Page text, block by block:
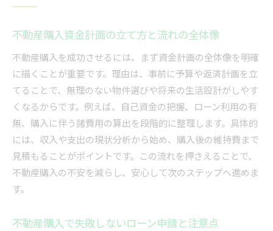
不動産購入資金計画の立て方と流れの全体像
不動産購入を成功させるには、まず資金計画の全体像を明確
に描くことが重要です。理由は、事前に予算や返済計画を立
てることで、無理のない物件選びや将来の生活設計がしやす
くなるからです。例えば、自己資金の把握、ローン利用の有
無、購入に伴う諸費用の算出を段階的に整理します。具体的
には、収入や支出の現状分析から始め、購入後の維持費まで
見積もることがポイントです。この流れを押さえることで、
不動産購入の不安を減らし、安心して次のステップへ進めま
す。
不動産購入で失敗しないローン申請と注意点